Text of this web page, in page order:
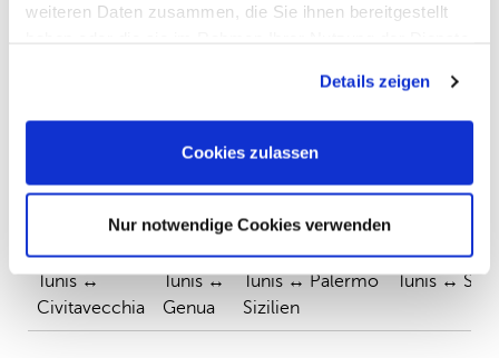
weiteren Daten zusammen, die Sie ihnen bereitgestellt
Cookies, wenn Sie unsere Webseite weiterhin nutzen.
Details zeigen
Cookies zulassen
Nur notwendige Cookies verwenden
Compagnies maritimes et routes
Mer Tyrrhénienne:
Tunis ↔
Civitavecchia
Tunis ↔
Genua
Tunis ↔ Palermo
Sizilien
Tunis ↔